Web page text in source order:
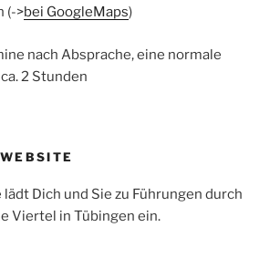
(->bei GoogleMaps)
nach Absprache, eine normale
2 Stunden
Dich und Sie zu Führungen durch
Viertel in Tübingen ein.